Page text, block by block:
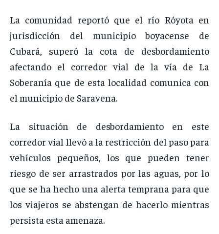
La comunidad reportó que el río Róyota en
jurisdicción del municipio boyacense de
Cubará, superó la cota de desbordamiento
afectando el corredor vial de la vía de La
Soberanía que de esta localidad comunica con
el municipio de Saravena.
La situación de desbordamiento en este
corredor vial llevó a la restricción del paso para
vehículos pequeños, los que pueden tener
riesgo de ser arrastrados por las aguas, por lo
que se ha hecho una alerta temprana para que
los viajeros se abstengan de hacerlo mientras
persista esta amenaza.